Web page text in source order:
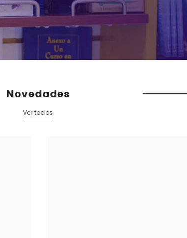
Novedades
Ver todos